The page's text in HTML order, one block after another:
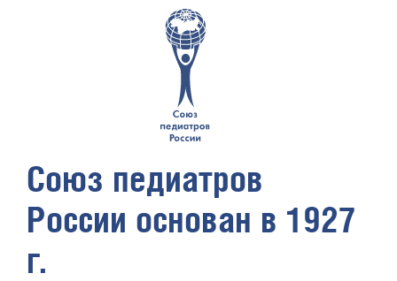
Союз педиатров
России основан в 1927
г.